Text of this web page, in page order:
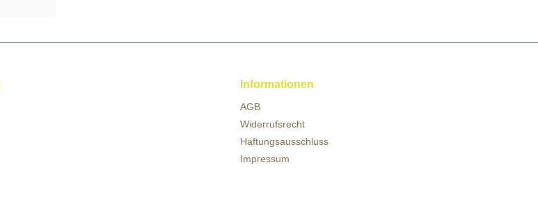
Informationen
AGB
Widerrufsrecht
Haftungsausschluss
Impressum